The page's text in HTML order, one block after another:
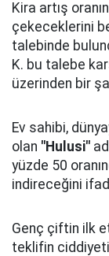
Kira artış
çekeceklerini
talebinde
K. bu talebe
üzerinden bir
Ev sahibi,
olan "Hulusi"
yüzde 50
indireceğini
Genç çiftin ilk
teklifin